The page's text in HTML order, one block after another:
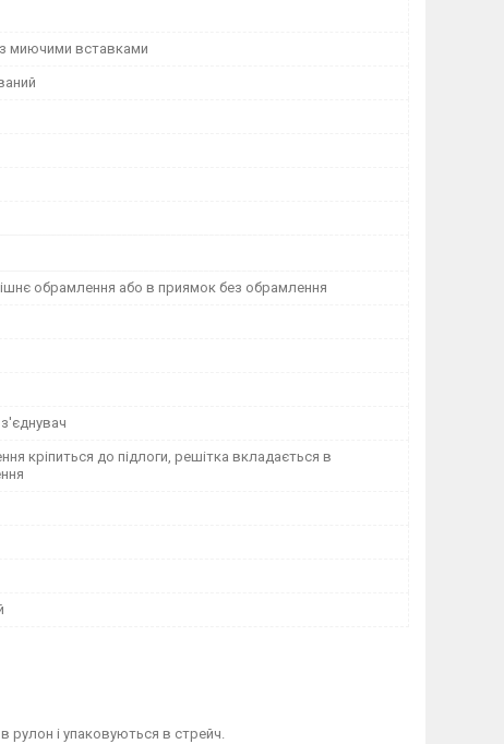
миючими вставками
обрамлення або в приямок без обрамлення
кріпиться до підлоги, решітка вкладається в
рулон і упаковуються в стрейч.